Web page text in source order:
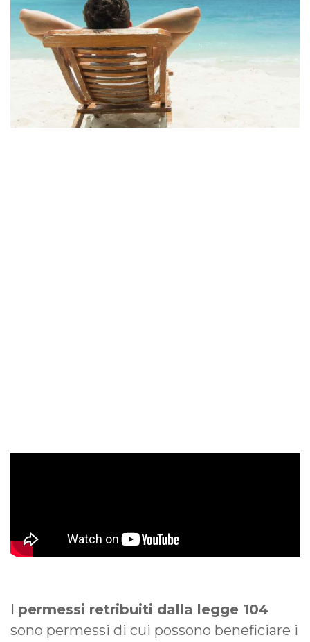
I permessi retribuiti dalla legge 104
sono permessi di cui possono beneficiare i